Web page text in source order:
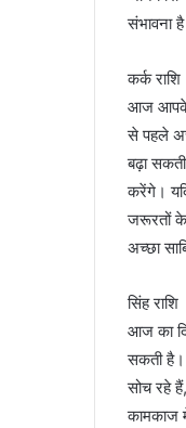
संभावना
कर्क राशि
आज आपके
से पहले
बढ़ा
करेंगे।
जरूरतों के
अच्छा
सिंह राशि
आज का
सकती है।
सोच रहे
कामकाज